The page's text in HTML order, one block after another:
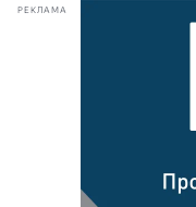
РЕКЛАМА